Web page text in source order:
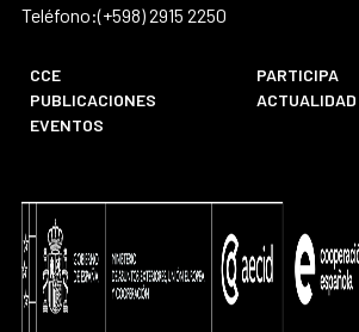
Teléfono:(+598) 2915 2250
CCE
PARTICIPA
PUBLICACIONES
ACTUALIDAD
EVENTOS